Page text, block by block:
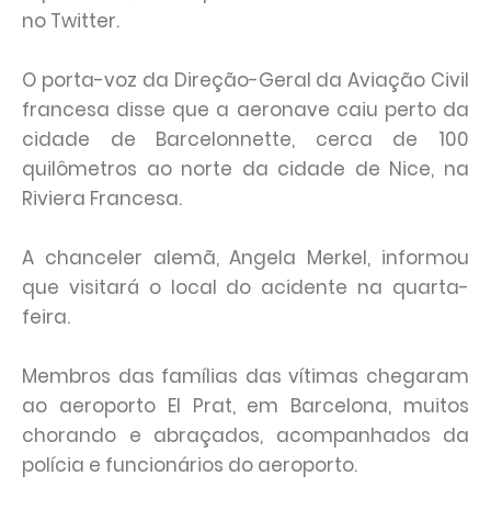
no Twitter.
O porta-voz da Direção-Geral da Aviação Civil
francesa disse que a aeronave caiu perto da
cidade de Barcelonnette, cerca de 100
quilômetros ao norte da cidade de Nice, na
Riviera Francesa.
A chanceler alemã, Angela Merkel, informou
que visitará o local do acidente na quarta-
feira.
Membros das famílias das vítimas chegaram
ao aeroporto El Prat, em Barcelona, muitos
chorando e abraçados, acompanhados da
polícia e funcionários do aeroporto.